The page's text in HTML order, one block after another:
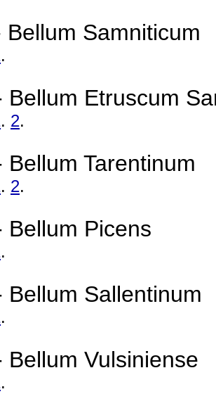
Bellum Samniticum
.
Bellum Etruscum
. 2.
Bellum Tarentinum
. 2.
Bellum Picens
.
Bellum Sallentinum
.
Bellum Vulsiniense
.